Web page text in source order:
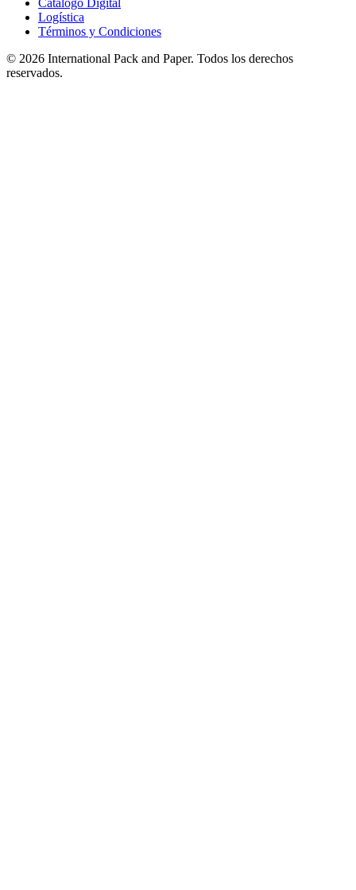
Catálogo Digital
Logística
Términos y Condiciones
© 2026 International Pack and Paper. Todos los derechos
reservados.